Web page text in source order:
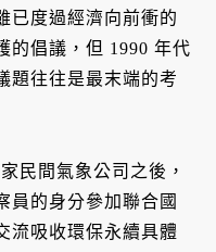
已度過經濟向前衝的
的倡議，但 1990 年代
題往往是最末端的考
民間氣象公司之後，
員的身分參加聯合國
流吸收環保永續具體